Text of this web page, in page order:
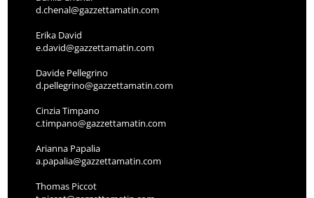
d.chenal@gazzettamatin.com
Erika David
e.david@gazzettamatin.com
Davide Pellegrino
d.pellegrino@gazzettamatin.com
Cinzia Timpano
c.timpano@gazzettamatin.com
Arianna Papalia
a.papalia@gazzettamatin.com
Thomas Piccot